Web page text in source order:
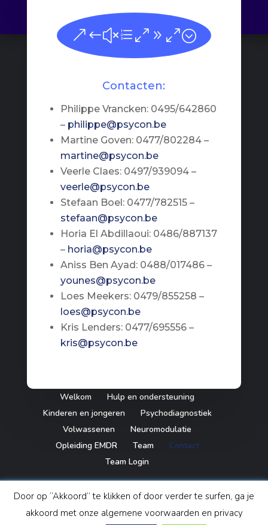
&#xe090;
Contacten:
Philippe Vrancken: 0495/642860
– philippe@psycon.be
Martine Goven: 0477/802284 –
martine@psycon.be
Veerle Claes: 0497/939094 –
veerle@psycon.be
Stefaan Boel: 0477/782515 –
stefaan@psycon.be
Horia El Abdillaoui: 0486/887137
– horia@psycon.be
Aniss Ben Ayad: 0488/017486 –
younes@psycon.be
Loes Meekers: 0479/855258 –
loes@psycon.be
Kris Lenders: 0477/695556 –
kris@psycon.be
Welkom
Hulp en ondersteuning
Kinderen en jongeren
Psychodiagnostiek
Volwassenen
Neuromodulatie
Opleiding EMDR
Team
Contact
Team Login
© 2018 - P&P Consult | Alle rechten
Door op “Akkoord” te klikken of door verder te surfen, ga je
akkoord met onze algemene voorwaarden en privacy